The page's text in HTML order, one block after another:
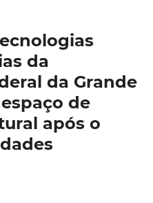
da
da Grande
de
após o